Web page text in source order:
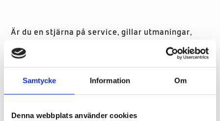
Samtycke Information Om
Denna webbplats använder cookies
Är du en stjärna på service, gillar utmaningar,
högt tempo och att träffa nya människor varje
dag? Hos oss kan du driva en egen 7-Eleven,
alltid efter modiga och schysta medarbetare! Vi
drömmar – tillsammans.